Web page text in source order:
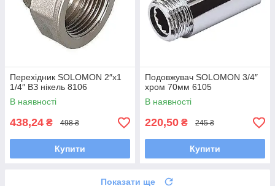
Перехідник SOLOMON 2″х1
1/4″ ВЗ нікель 8106
В наявності
438,24 ₴ 498 ₴
Купити
Подовжувач SOLOMON 3/4″
хром 70мм 6105
В наявності
220,50 ₴ 245 ₴
Купити
Показати ще